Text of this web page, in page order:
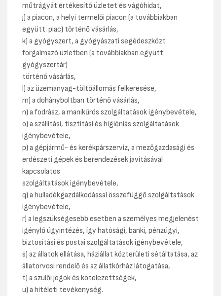
műtrágyát értékesítő üzletet és vágóhidat,
j) a piacon, a helyi termelői piacon (a továbbiakban
együtt: piac) történő vásárlás,
k) a gyógyszert, a gyógyászati segédeszközt
forgalmazó üzletben (a továbbiakban együtt:
gyógyszertár)
történő vásárlás,
l) az üzemanyag-töltőállomás felkeresése,
m) a dohányboltban történő vásárlás,
n) a fodrász, a manikűrös szolgáltatások igénybevétele,
o) a szállítási, tisztítási és higiéniás szolgáltatások
igénybevétele,
p) a gépjármű- és kerékpárszerviz, a mezőgazdasági és
erdészeti gépek és berendezések javításával
kapcsolatos
szolgáltatások igénybevétele,
q) a hulladékgazdálkodással összefüggő szolgáltatások
igénybevétele,
r) a legszükségesebb esetben a személyes megjelenést
igénylő ügyintézés, így hatósági, banki, pénzügyi,
biztosítási és postai szolgáltatások igénybevétele,
s) az állatok ellátása, háziállat közterületi sétáltatása, az
állatorvosi rendelő és az állatkórház látogatása,
t) a szülői jogok és kötelezettségek,
u) a hitéleti tevékenység.